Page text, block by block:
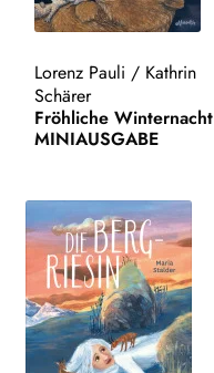
Kampa Bunt
Kochbuch
Ostern
Weihnachten
Postkarten
Materialien
AUTOR*INNEN
Lorenz Pauli / Kathrin
Schärer
Fröhliche Winternacht
MINIAUSGABE